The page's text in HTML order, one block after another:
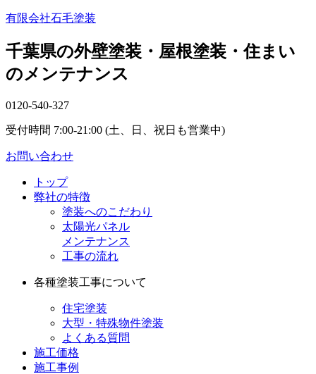
有限会社石毛塗装
千葉県の外壁塗装・屋根塗装・住まい
のメンテナンス
0120-540-327
受付時間 7:00-21:00 (土、日、祝日も営業中)
お問い合わせ
トップ
弊社の特徴
塗装へのこだわり
太陽光パネル
メンテナンス
工事の流れ
各種塗装工事について
住宅塗装
大型・特殊物件塗装
よくある質問
施工価格
施工事例